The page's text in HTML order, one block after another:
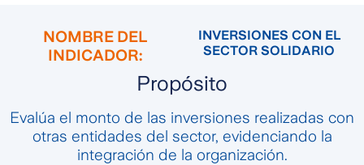
NOMBRE DEL
INDICADOR:
INVERSIONES CON EL
SECTOR SOLIDARIO
Propósito
Evalúa el monto de las inversiones realizadas con
otras entidades del sector, evidenciando la
integración de la organización.